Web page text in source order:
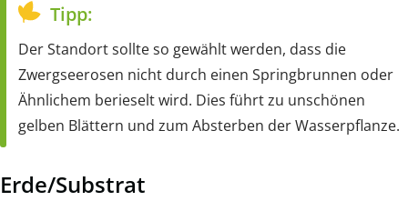
Tipp:
Der Standort sollte so gewählt werden, dass die
Zwergseerosen nicht durch einen Springbrunnen oder
Ähnlichem berieselt wird. Dies führt zu unschönen
gelben Blättern und zum Absterben der Wasserpflanze.
Erde/Substrat